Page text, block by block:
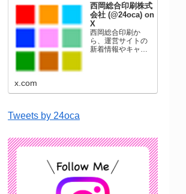
西岡総合印刷株式
会社 (@24oca) on
X
西岡総合印刷か
ら、運営サイトの
新着情報やキャン
ています。
x.com
Tweets by 24oca